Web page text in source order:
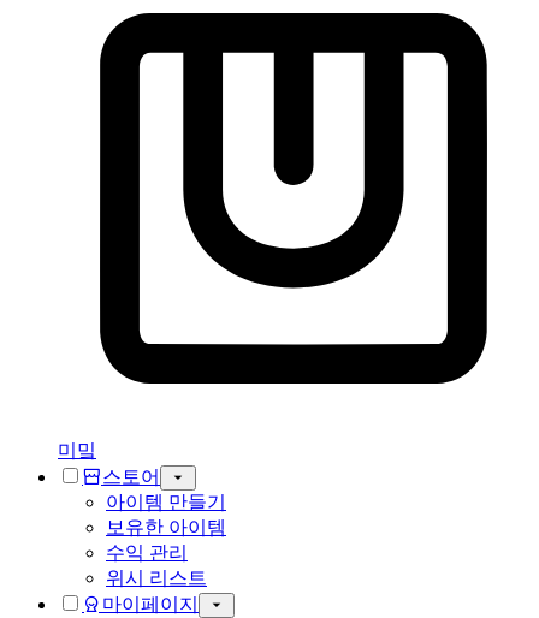
미밐
스토어
아이템 만들기
보유한 아이템
수익 관리
위시 리스트
마이페이지